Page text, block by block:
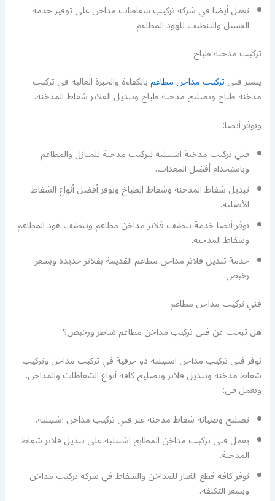
نعمل أيضا في شركة تركيب شفاطات مداخن على توفير خدمة
الغسيل والتنظيف للهود المطاعم
تركيب مدخنة طباخ
يتميز فنيتركيب مداخن مطاعمبالكفاءة والخبرة العالية في تركيب
مدخنة طباخ وتصليح مدخنة طباخ وتبديل الفلاتر شفاط المدخنة.
ونوفر أيضا:
فني تركيب مدخنة اشبيلية لتركيب مدخنة للمنازل والمطاعم
وباستخدام أفضل المعدات.
تبديل شفاط المدخنة وشفاط الطباخ ونوفر أفضل أنواع الشفاط
الأصلية.
نوفر أيضا خدمة تنظيف فلاتر مداخن مطاعم وتنظيف هود المطاعم
وشفاط المدخنة.
خدمة تبديل فلاتر مداخن مطاعم القديمة بفلاتر جديدة وبسعر
رخيص.
فني تركيب مداخن مطاعم
هل تبحث عن فني تركيب مداخن مطاعم شاطر ورخيص؟
نوفر فني تركيب مداخن اشبيلية ذو حرفية في تركيب مداخن وتركيب
شفاط مدخنة وتبديل فلاتر وتصليح كافة أنواع الشفاطات والمداخن.
ونعمل في:
تصليح وصيانة شفاط مدخنة عبر فني تركيب مداخن اشبيلية.
يعمل فني تركيب مداخن المطابخ اشبيلية على تبديل فلاتر شفاط
المدخنة.
نوفر كافة قطع الغيار للمداخن والشفاط في شركة تركيب مداخن
وبسعر التكلفة.